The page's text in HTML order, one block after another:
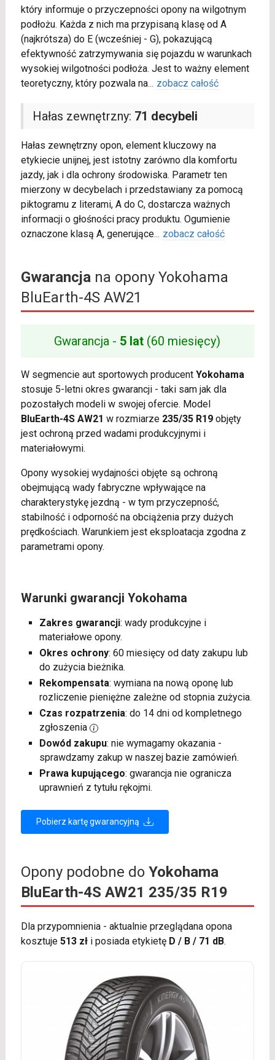
który informuje o przyczepności opony na wilgotnym
podłożu. Każda z nich ma przypisaną klasę od A
(najkrótsza) do E (wcześniej - G), pokazującą
efektywność zatrzymywania się pojazdu w warunkach
wysokiej wilgotności podłoża. Jest to ważny element
teoretyczny, który pozwala na... zobacz całość
Hałas zewnętrzny: 71 decybeli
Hałas zewnętrzny opon, element kluczowy na
etykiecie unijnej, jest istotny zarówno dla komfortu
jazdy, jak i dla ochrony środowiska. Parametr ten
mierzony w decybelach i przedstawiany za pomocą
piktogramu z literami, A do C, dostarcza ważnych
informacji o głośności pracy produktu. Ogumienie
oznaczone klasą A, generujące... zobacz całość
Gwarancjana opony Yokohama
BluEarth-4S AW21
Gwarancja - 5 lat (60 miesięcy)
W segmencie aut sportowych producent Yokohama
stosuje 5-letni okres gwarancji - taki sam jak dla
pozostałych modeli w swojej ofercie. Model
BluEarth-4S AW21 w rozmiarze 235/35 R19objęty
jest ochroną przed wadami produkcyjnymi i
materiałowymi.
Opony wysokiej wydajności objęte są ochroną
obejmującą wady fabryczne wpływające na
charakterystykę jezdną - w tym przyczepność,
stabilność i odporność na obciążenia przy dużych
prędkościach. Warunkiem jest eksploatacja zgodna z
parametrami opony.
Warunki gwarancji Yokohama
Zakres gwarancji: wady produkcyjne i
materiałowe opony.
Okres ochrony: 60 miesięcy od daty zakupu lub
do zużycia bieżnika.
Rekompensata: wymiana na nową oponę lub
rozliczenie pieniężne zależne od stopnia zużycia.
Czas rozpatrzenia: do 14 dni od kompletnego
zgłoszenia
Dowód zakupu: nie wymagamy okazania -
sprawdzamy zakup w naszej bazie zamówień.
Prawa kupującego: gwarancja nie ogranicza
uprawnień z tytułu rękojmi.
Pobierz kartę gwarancyjną
Opony podobne do Yokohama
BluEarth-4S AW21 235/35 R19
Dla przypomnienia - aktualnie przeglądana opona
kosztuje 513 złi posiada etykietę D / B / 71 dB.